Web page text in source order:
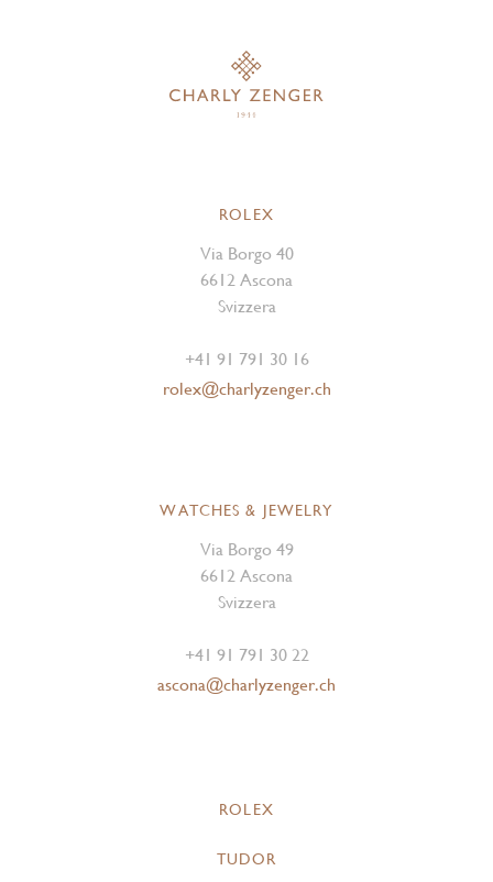
ROLEX
Via Borgo 40
6612 Ascona
Svizzera
+41 91 791 30 16
rolex@charlyzenger.ch
WATCHES & JEWELRY
Via Borgo 49
6612 Ascona
Svizzera
+41 91 791 30 22
ascona@charlyzenger.ch
ROLEX
TUDOR